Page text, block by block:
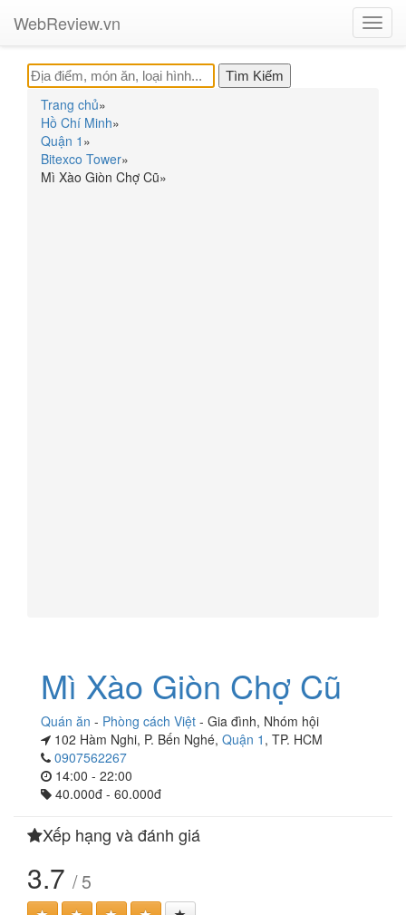
WebReview.vn
Trang chủ»
Hồ Chí Minh»
Quận 1 »
Bitexco Tower»
Mì Xào Giòn Chợ Cũ»
Mì Xào Giòn Chợ Cũ
Quán ăn - Phòng cách Việt - Gia đình, Nhóm hội
102 Hàm Nghi, P. Bến Nghé, Quận 1 , TP. HCM
0907562267
14:00 - 22:00
40.000đ - 60.000đ
Xếp hạng và đánh giá
3.7 / 5